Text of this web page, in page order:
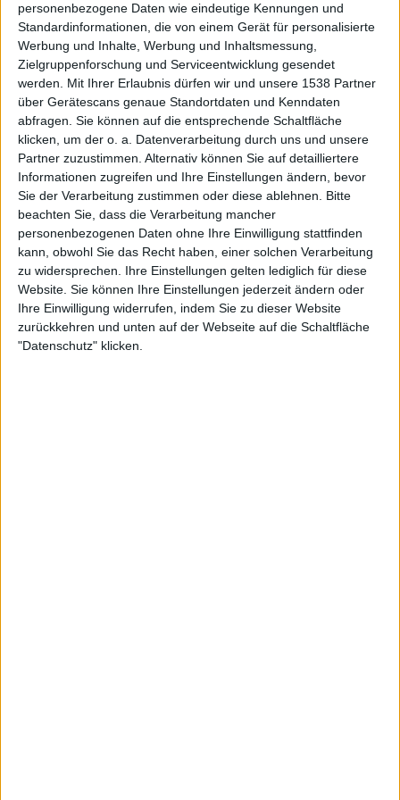
personenbezogene Daten wie eindeutige Kennungen und
Standardinformationen, die von einem Gerät für personalisierte
Werbung und Inhalte, Werbung und Inhaltsmessung,
Zielgruppenforschung und Serviceentwicklung gesendet
werden.
Mit Ihrer Erlaubnis dürfen wir und unsere 1538 Partner
über Gerätescans genaue Standortdaten und Kenndaten
abfragen. Sie können auf die entsprechende Schaltfläche
klicken, um der o. a. Datenverarbeitung durch uns und unsere
Partner zuzustimmen. Alternativ können Sie auf detailliertere
Informationen zugreifen und Ihre Einstellungen ändern, bevor
Sie der Verarbeitung zustimmen oder diese ablehnen.
Bitte
beachten Sie, dass die Verarbeitung mancher
personenbezogenen Daten ohne Ihre Einwilligung stattfinden
kann, obwohl Sie das Recht haben, einer solchen Verarbeitung
zu widersprechen. Ihre Einstellungen gelten lediglich für diese
Website. Sie können Ihre Einstellungen jederzeit ändern oder
Ihre Einwilligung widerrufen, indem Sie zu dieser Website
zurückkehren und unten auf der Webseite auf die Schaltfläche
"Datenschutz" klicken.
ausgeklügelten Strukturen auf hohem kompositorischem
Niveau und sehr viel Gefühl.
ISOLE haben sich spätestens mit „Bliss Of Solitude“ als
Meister der tiefgründigen, elegischen Moll-Epen und
tieftrauriger Harmonien etabliert. Liebhaber des epischen
Doom Metals sollten sich schleunigst dieses Meisterwerk
zulegen! Für mich ganz klar eines der absoluten Doom-
Higlights des noch jungen Jahres!
Zur Startseite
Markus Endres